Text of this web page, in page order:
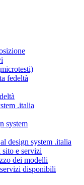
fedeltà
.italia
system
design system .italia
e servizi
dei modelli
disponibili